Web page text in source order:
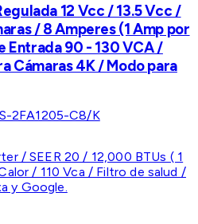
12 Vcc / 13.5 Vcc /
/ 8 Amperes (1 Amp por
Entrada 90 - 130 VCA /
Cámaras 4K / Modo para
2FA1205-C8/K